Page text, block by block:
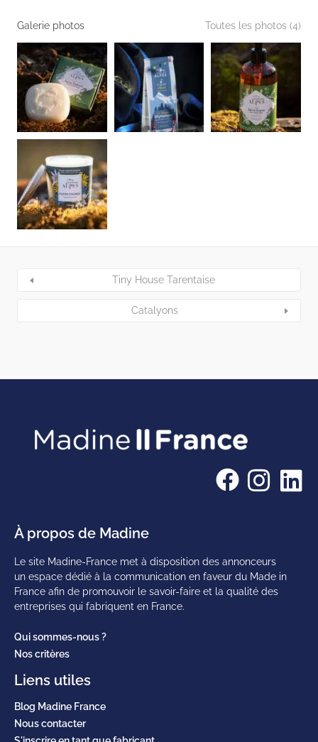
Galerie photos Toutes les photos (4)
Tiny House Tarentaise
Catalyons
À propos de Madine
Le site Madine-France met à disposition des annonceurs
un espace dédié à la communication en faveur du Made in
France afin de promouvoir le savoir-faire et la qualité des
entreprises qui fabriquent en France.
Qui sommes-nous ?
Nos critères
Liens utiles
Blog Madine France
Nous contacter